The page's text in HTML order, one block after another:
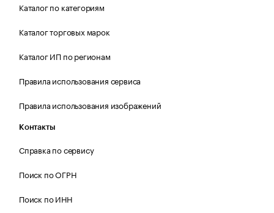
Каталог по категориям
Каталог торговых марок
Каталог ИП по регионам
Правила использования сервиса
Правила использования изображений
Контакты
Справка по сервису
Поиск по ОГРН
Поиск по ИНН